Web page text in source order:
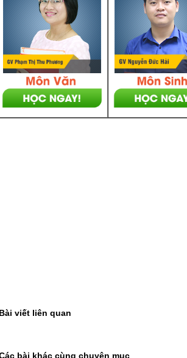
Bài viết liên quan
bài khác cùng chuyên mục